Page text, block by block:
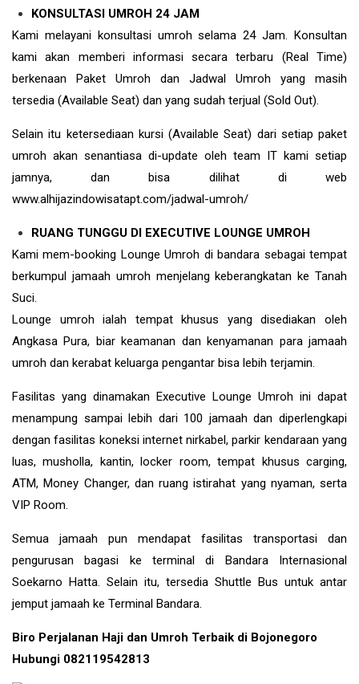
KONSULTASI UMROH 24 JAM
Kami melayani konsultasi umroh selama 24 Jam. Konsultan
kami akan memberi informasi secara terbaru (Real Time)
berkenaan Paket Umroh dan Jadwal Umroh yang masih
tersedia (Available Seat) dan yang sudah terjual (Sold Out).
Selain itu ketersediaan kursi (Available Seat) dari setiap paket
umroh akan senantiasa di-update oleh team IT kami setiap
jamnya, dan bisa dilihat di web
www.alhijazindowisatapt.com/jadwal-umroh/
RUANG TUNGGU DI EXECUTIVE LOUNGE UMROH
Kami mem-booking Lounge Umroh di bandara sebagai tempat
berkumpul jamaah umroh menjelang keberangkatan ke Tanah
Suci.
Lounge umroh ialah tempat khusus yang disediakan oleh
Angkasa Pura, biar keamanan dan kenyamanan para jamaah
umroh dan kerabat keluarga pengantar bisa lebih terjamin.
Fasilitas yang dinamakan Executive Lounge Umroh ini dapat
menampung sampai lebih dari 100 jamaah dan diperlengkapi
dengan fasilitas koneksi internet nirkabel, parkir kendaraan yang
luas, musholla, kantin, locker room, tempat khusus carging,
ATM, Money Changer, dan ruang istirahat yang nyaman, serta
VIP Room.
Semua jamaah pun mendapat fasilitas transportasi dan
pengurusan bagasi ke terminal di Bandara Internasional
Soekarno Hatta. Selain itu, tersedia Shuttle Bus untuk antar
jemput jamaah ke Terminal Bandara.
Biro Perjalanan Haji dan Umroh Terbaik di Bojonegoro
Hubungi 082119542813